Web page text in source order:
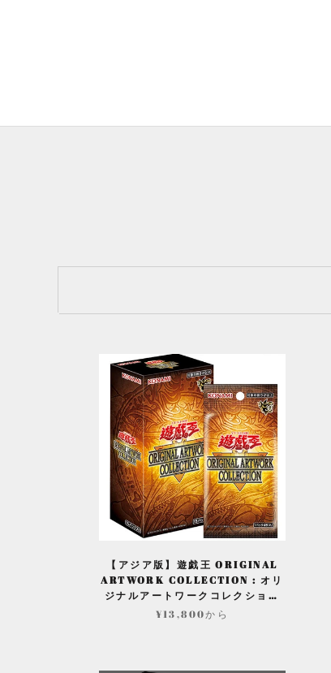
【アジア版】遊戯王 ORIGINAL
ARTWORK COLLECTION : オリ
ジナルアートワークコレクション
(仮)
¥13,800から